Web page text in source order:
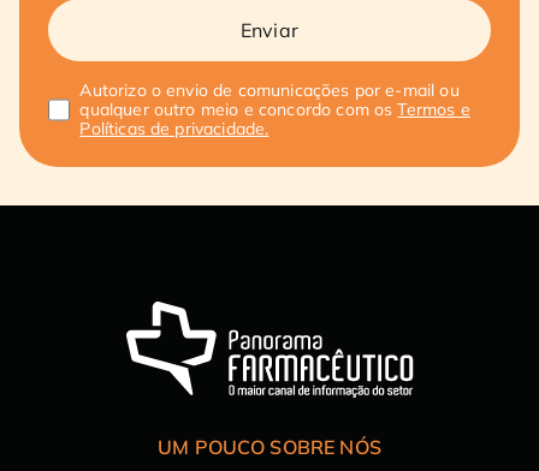
Enviar
Autorizo o envio de comunicações por e-mail ou
qualquer outro meio e concordo com osTermos e
Políticas de privacidade.
UM POUCO SOBRE NÓS